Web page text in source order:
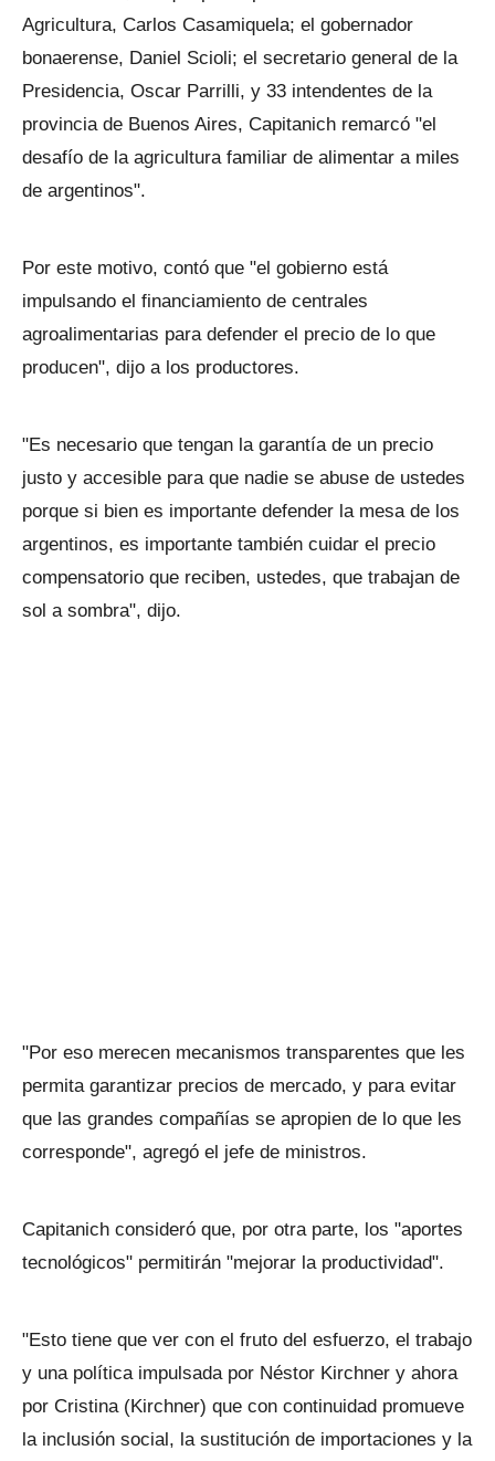
Agricultura, Carlos Casamiquela; el gobernador
bonaerense, Daniel Scioli; el secretario general de la
Presidencia, Oscar Parrilli, y 33 intendentes de la
provincia de Buenos Aires, Capitanich remarcó "el
desafío de la agricultura familiar de alimentar a miles
de argentinos".
Por este motivo, contó que "el gobierno está
impulsando el financiamiento de centrales
agroalimentarias para defender el precio de lo que
producen", dijo a los productores.
"Es necesario que tengan la garantía de un precio
justo y accesible para que nadie se abuse de ustedes
porque si bien es importante defender la mesa de los
argentinos, es importante también cuidar el precio
compensatorio que reciben, ustedes, que trabajan de
sol a sombra", dijo.
"Por eso merecen mecanismos transparentes que les
permita garantizar precios de mercado, y para evitar
que las grandes compañías se apropien de lo que les
corresponde", agregó el jefe de ministros.
Capitanich consideró que, por otra parte, los "aportes
tecnológicos" permitirán "mejorar la productividad".
"Esto tiene que ver con el fruto del esfuerzo, el trabajo
y una política impulsada por Néstor Kirchner y ahora
por Cristina (Kirchner) que con continuidad promueve
la inclusión social, la sustitución de importaciones y la